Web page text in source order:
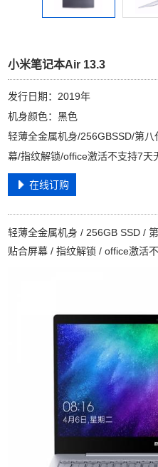
小米笔记本Air 13.3
发行日期：2019年
机身颜色：黑色
轻薄全金属机身/256GBSSD/第
幕/指纹解锁/office激活不支持7天
在线订购
轻薄全金属机身 / 256GB SSD /
贴合屏幕 / 指纹解锁 / office激活